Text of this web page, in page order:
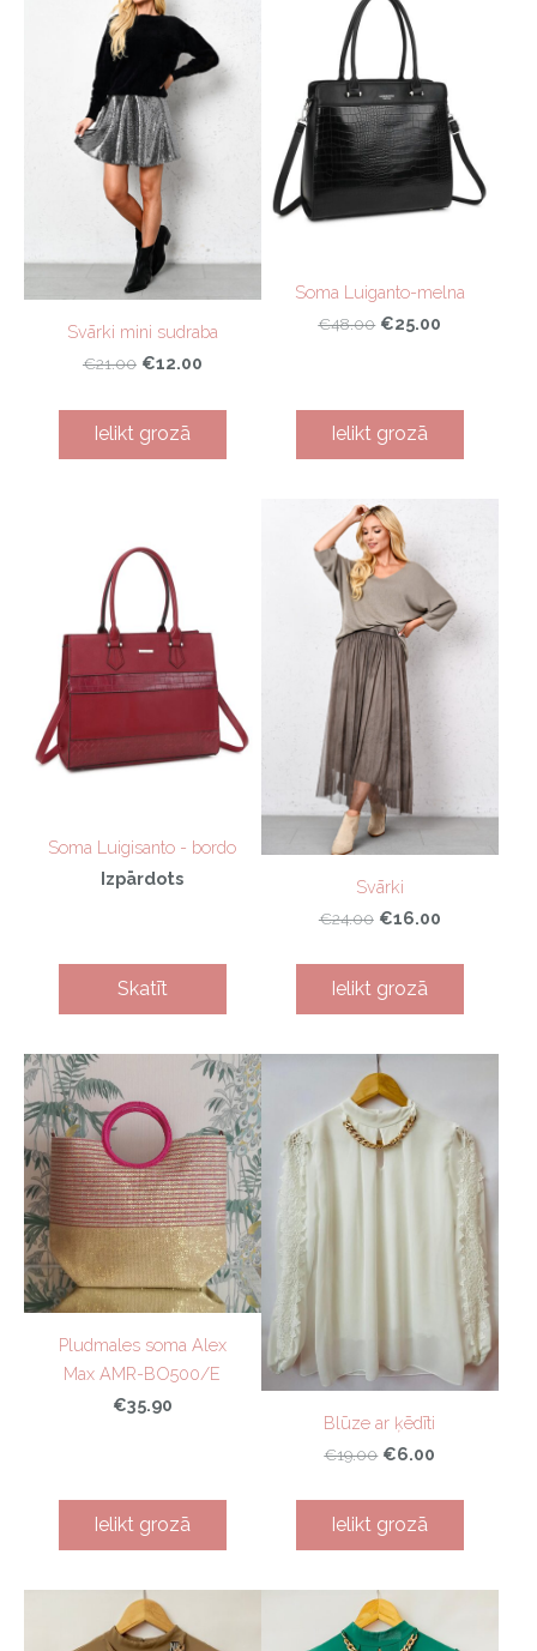
Svārki mini sudraba
€21.00 €12.00
Ielikt grozā
Soma Luiganto-melna
€48.00 €25.00
Ielikt grozā
Soma Luigisanto - bordo
Izpārdots
Skatīt
Svārki
€24.00 €16.00
Ielikt grozā
Pludmales soma Alex
Max AMR-BO500/E
€35.90
Ielikt grozā
Blūze ar ķēdīti
€19.00 €6.00
Ielikt grozā